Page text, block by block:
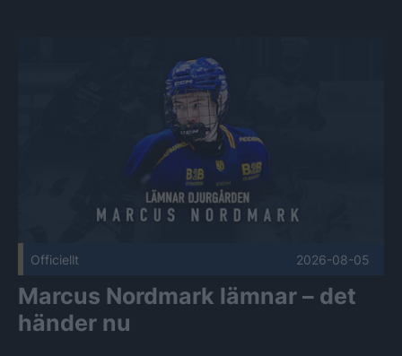
Officiellt 2026-08-05
Marcus Nordmark lämnar – det
händer nu